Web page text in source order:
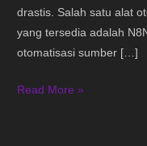
drastis. Salah satu alat
yang tersedia adalah
otomatisasi sumber […]
Read More »